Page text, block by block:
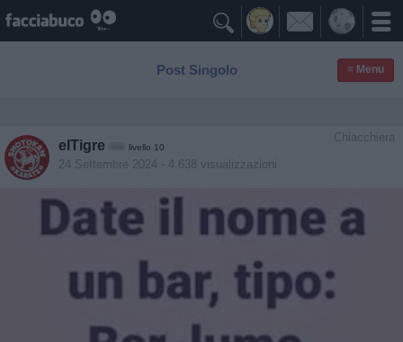

Post Singolo ≡ Menu
Chiacchiera
elTigre livello 10
24 Settembre 2024 - 4.638 visualizzazioni